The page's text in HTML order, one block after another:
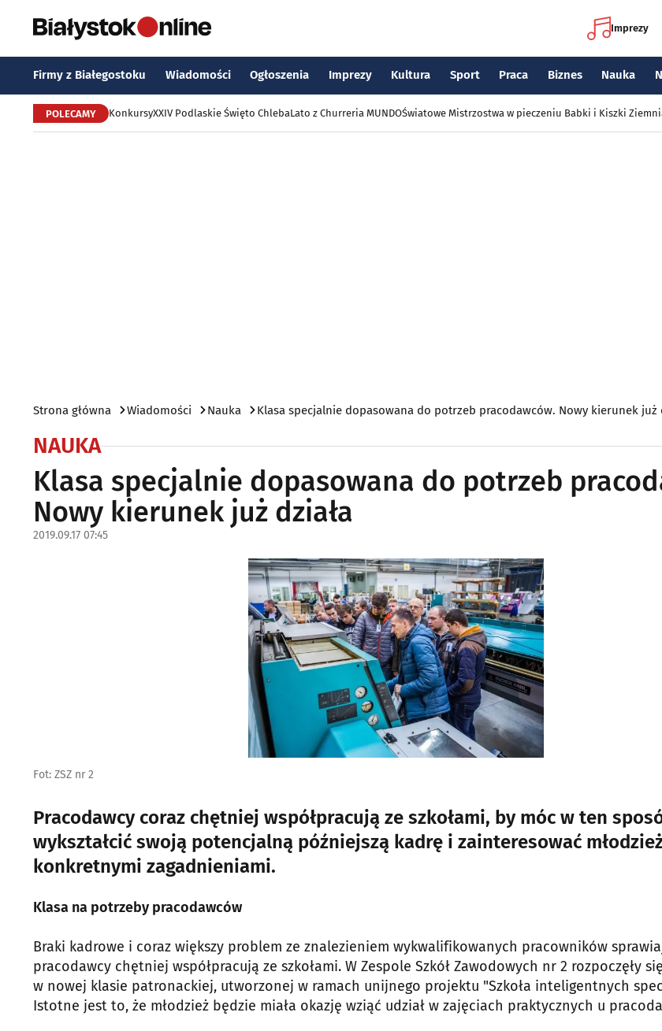
Imprezy
Firmy z Białegostoku Wiadomości Ogłoszenia Imprezy Kultura Sport Praca Biznes Nauka
POLECAMY KonkursyXXIV Podlaskie Święto ChlebaLato z Churreria MUNDOŚwiatowe Mistrzostwa w pieczeniu Babki i Kiszki
Strona główna Wiadomości Nauka Klasa specjalnie dopasowana do potrzeb pracodawców. Nowy kierunek już
NAUKA
Klasa specjalnie dopasowana do potrzeb
Nowy kierunek już działa
2019.09.17 07:45
Fot: ZSZ nr 2
Pracodawcy coraz chętniej współpracują ze szkołami, by móc w ten
wykształcić swoją potencjalną późniejszą kadrę i zainteresować
konkretnymi zagadnieniami.
Klasa na potrzeby pracodawców
Braki kadrowe i coraz większy problem ze znalezieniem wykwalifikowanych pracowników
pracodawcy chętniej współpracują ze szkołami. W Zespole Szkół Zawodowych nr 2 rozpoczęły
w nowej klasie patronackiej, utworzonej w ramach unijnego projektu "Szkoła inteligentnych
Istotne jest to, że młodzież będzie miała okazję wziąć udział w zajęciach praktycznych u